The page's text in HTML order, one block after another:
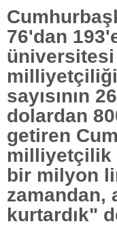
76'dan
üniversitesi
sayısının
dolardan
getiren
milliyetçilik
bir milyon
zamandan,
kurtardık"